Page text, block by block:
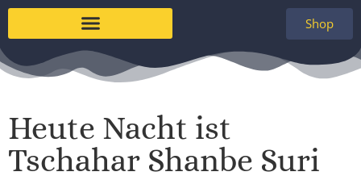
Shop
Heute Nacht ist
Tschahar Shanbe Suri